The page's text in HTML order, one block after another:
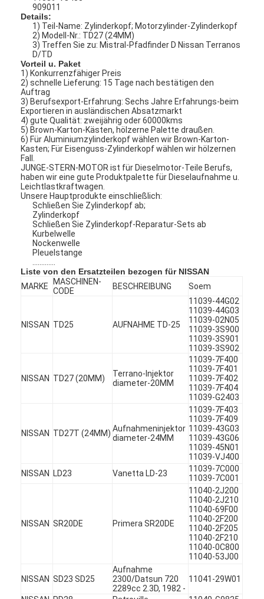
909011
Details:
1) Teil-Name: Zylinderkopf; Motorzylinder-Zylinderkopf
2) Modell-Nr.: TD27 (24MM)
3) Treffen Sie zu: Mistral-Pfadfinder D Nissan Terranos
D/TD
Vorteil u. Paket
1) Konkurrenzfähiger Preis
2) schnelle Lieferung: 15 Tage nach bestätigen den
Auftrag
3) Berufsexport-Erfahrung: Sechs Jahre Erfahrungs-beim
Exportieren in ausländischen Absatzmarkt
4) gute Qualität: zweijährig oder 60000kms
5) Brown-Karton-Kästen, hölzerne Palette draußen.
6) Für Aluminiumzylinderkopf wählen wir Brown-Karton-
Kasten; Für Eisenguss-Zylinderkopf wählen wir hölzernen
Fall.
JUNGE-STERN-MOTOR ist für Dieselmotor-Teile Berufs,
haben wir eine gute Produktpalette für Dieselaufnahme u.
Leichtlastkraftwagen.
Unsere Hauptprodukte einschließlich:
Schließen Sie Zylinderkopf ab;
Zylinderkopf
Schließen Sie Zylinderkopf-Reparatur-Sets ab
Kurbelwelle
Nockenwelle
Pleuelstange
Liste von den Ersatzteilen bezogen für NISSAN
MARKE
MASCHINEN-
CODE
BESCHREIBUNG Soem
NISSAN TD25 AUFNAHME TD-25
11039-44G02
11039-44G03
11039-02N05
11039-3S900
11039-3S901
11039-3S902
NISSAN TD27 (20MM)
Terrano-Injektor
diameter-20MM
11039-7F400
11039-7F401
11039-7F402
11039-7F404
11039-G2403
NISSAN TD27T (24MM) Aufnahmeninjektor
diameter-24MM
11039-7F403
11039-7F409
11039-43G03
11039-43G06
11039-45N01
11039-VJ400
NISSAN
LD23 Vanetta LD-23
11039-7C000
11039-7C001
NISSAN SR20DE Primera SR20DE
11040-2J200
11040-2J210
11040-69F00
11040-2F200
11040-2F205
11040-2F210
11040-0C800
11040-53J00
NISSAN SD23 SD25
Aufnahme
2300/Datsun 720
2289cc 2.3D, 1982 -
11041-29W01